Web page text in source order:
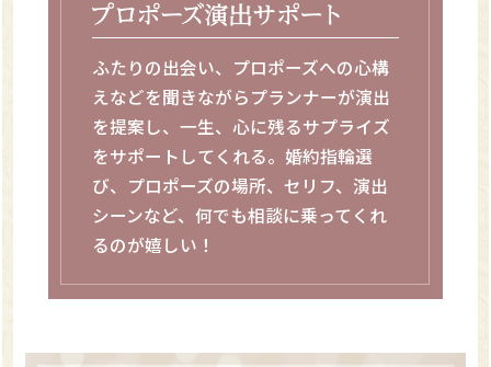
ふたりの出会い、プロポーズへの心構
えなどを聞きながらプランナーが演出
を提案し、一生、心に残るサプライズ
をサポートしてくれる。婚約指輪選
び、プロポーズの場所、セリフ、演出
シーンなど、何でも相談に乗ってくれ
るのが嬉しい！